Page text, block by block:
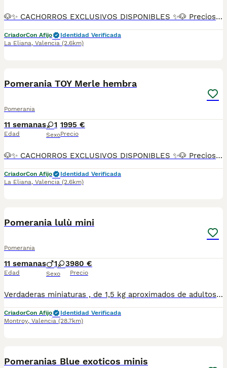
🐶✨ CACHORROS EXCLUSIVOS DISPONIBLES ✨🐶 Preciosos cachorros criados en ambiente familiar, rodeados de amor y cuidados desde el primer día ❤️ Totalmente socializados, cariñosos y acostumbrados al contacto con personas. 📦 Se entregan con todas las garantías: ✔️ Cartilla sanitaria ✔️ Vacunación al día 💉 ✔️ Desparasitación completa ✅ ✔️ Garantía vírica 😷 ✔️ Garantía congénita 👌 ✔️ Contrato de entrega ✍️ 📸 Síguenos en Instagram: @fincapaunais para ver fotos y vídeos reales ⚠️ Disponibilidad limitada ⚠️ Se reservan rápido. 📲 Contacto directo por WhatsApp: 671 454 202 Solo personas responsables
CriadorCon Afijo
Identidad Verificada
La Eliana, Valencia (2.6km)
Pomerania TOY Merle hembra
Pomerania
11 semanas
Edad
1
Sexo
1995 €
Precio
🐶✨ CACHORROS EXCLUSIVOS DISPONIBLES ✨🐶 Preciosos cachorros criados en ambiente familiar, rodeados de amor y cuidados desde el primer día ❤️ Totalmente socializados, cariñosos y acostumbrados al contacto con personas. 📦 Se entregan con todas las garantías: ✔️ Cartilla sanitaria ✔️ Vacunación al día 💉 ✔️ Desparasitación completa ✅ ✔️ Garantía vírica 😷 ✔️ Garantía congénita 👌 ✔️ Contrato de entrega ✍️ 📸 Síguenos en Instagram: @fincapaunais para ver fotos y vídeos reales ⚠️ Disponibilidad limitada ⚠️ Se reservan rápido. 📲 Contacto directo por WhatsApp: 671 454 202 Solo personas responsables
CriadorCon Afijo
Identidad Verificada
La Eliana, Valencia (2.6km)
Pomerania lulù mini
Pomerania
11 semanas
Edad
1 3
Sexo
980 €
Precio
Verdaderas miniaturas , de 1,5 kg aproximados de adultos . Esos perritos son un encanto y con un carácter maravilloso.
CriadorCon Afijo
Identidad Verificada
Montroy, Valencia (28.7km)
Pomeranias Blue exoticos minis